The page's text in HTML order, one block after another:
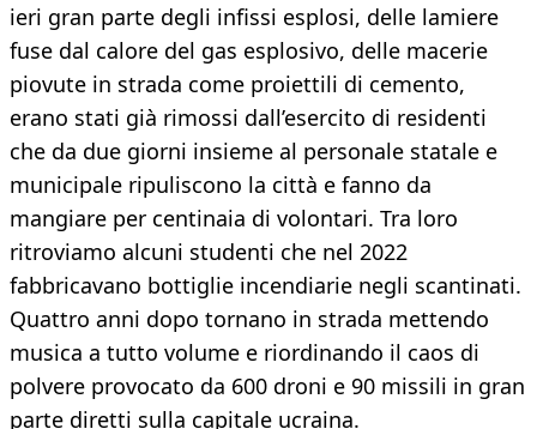
ieri gran parte degli infissi esplosi, delle lamiere
fuse dal calore del gas esplosivo, delle macerie
piovute in strada come proiettili di cemento,
erano stati già rimossi dall’esercito di residenti
che da due giorni insieme al personale statale e
municipale ripuliscono la città e fanno da
mangiare per centinaia di volontari. Tra loro
ritroviamo alcuni studenti che nel 2022
fabbricavano bottiglie incendiarie negli scantinati.
Quattro anni dopo tornano in strada mettendo
musica a tutto volume e riordinando il caos di
polvere provocato da 600 droni e 90 missili in gran
parte diretti sulla capitale ucraina.